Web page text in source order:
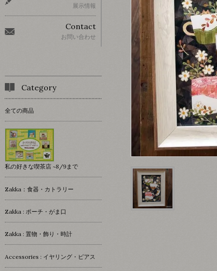
展示情報
Contact
お問い合わせ
Category
全ての商品
私の好きな喫茶店 ~8/9まで
Zakka：食器・カトラリー
Zakka : ポーチ・がま口
Zakka : 置物・飾り・時計
Accessories : イヤリング・ピアス